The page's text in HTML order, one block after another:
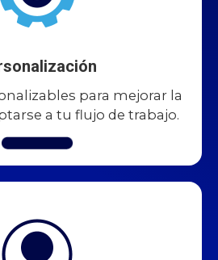
para mejorar la
a tu flujo de trabajo.